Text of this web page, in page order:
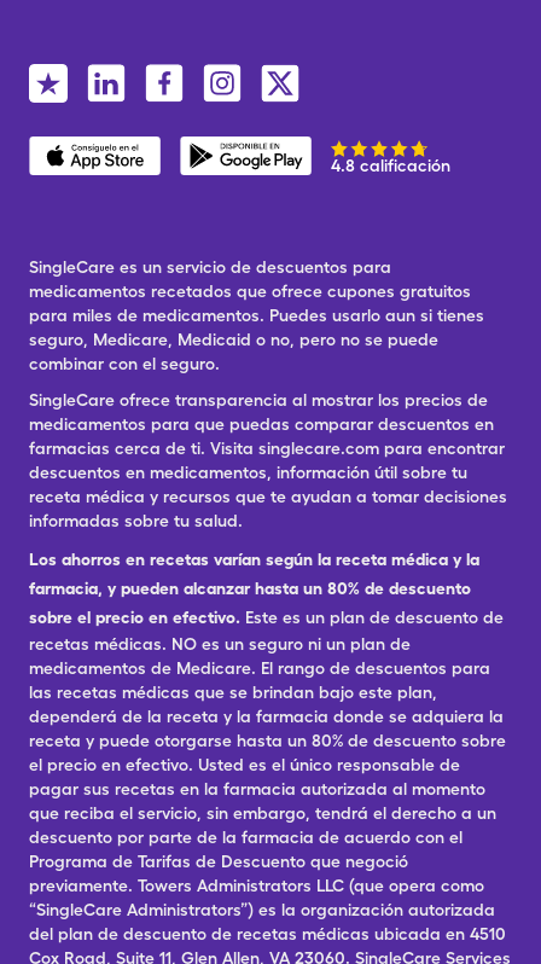
4.8 calificación
SingleCare es un servicio de descuentos para
medicamentos recetados que ofrece cupones gratuitos
para miles de medicamentos. Puedes usarlo aun si tienes
seguro, Medicare, Medicaid o no, pero no se puede
combinar con el seguro.
SingleCare ofrece transparencia al mostrar los precios de
medicamentos para que puedas comparar descuentos en
farmacias cerca de ti. Visita singlecare.com para encontrar
descuentos en medicamentos, información útil sobre tu
receta médica y recursos que te ayudan a tomar decisiones
informadas sobre tu salud.
Los ahorros en recetas varían según la receta médica y la
farmacia, y pueden alcanzar hasta un 80% de descuento
sobre el precio en efectivo. Este es un plan de descuento de
recetas médicas. NO es un seguro ni un plan de
medicamentos de Medicare. El rango de descuentos para
las recetas médicas que se brindan bajo este plan,
dependerá de la receta y la farmacia donde se adquiera la
receta y puede otorgarse hasta un 80% de descuento sobre
el precio en efectivo. Usted es el único responsable de
pagar sus recetas en la farmacia autorizada al momento
que reciba el servicio, sin embargo, tendrá el derecho a un
descuento por parte de la farmacia de acuerdo con el
Programa de Tarifas de Descuento que negoció
previamente. Towers Administrators LLC (que opera como
“SingleCare Administrators”) es la organización autorizada
del plan de descuento de recetas médicas ubicada en 4510
Cox Road, Suite 11, Glen Allen, VA 23060. SingleCare Services